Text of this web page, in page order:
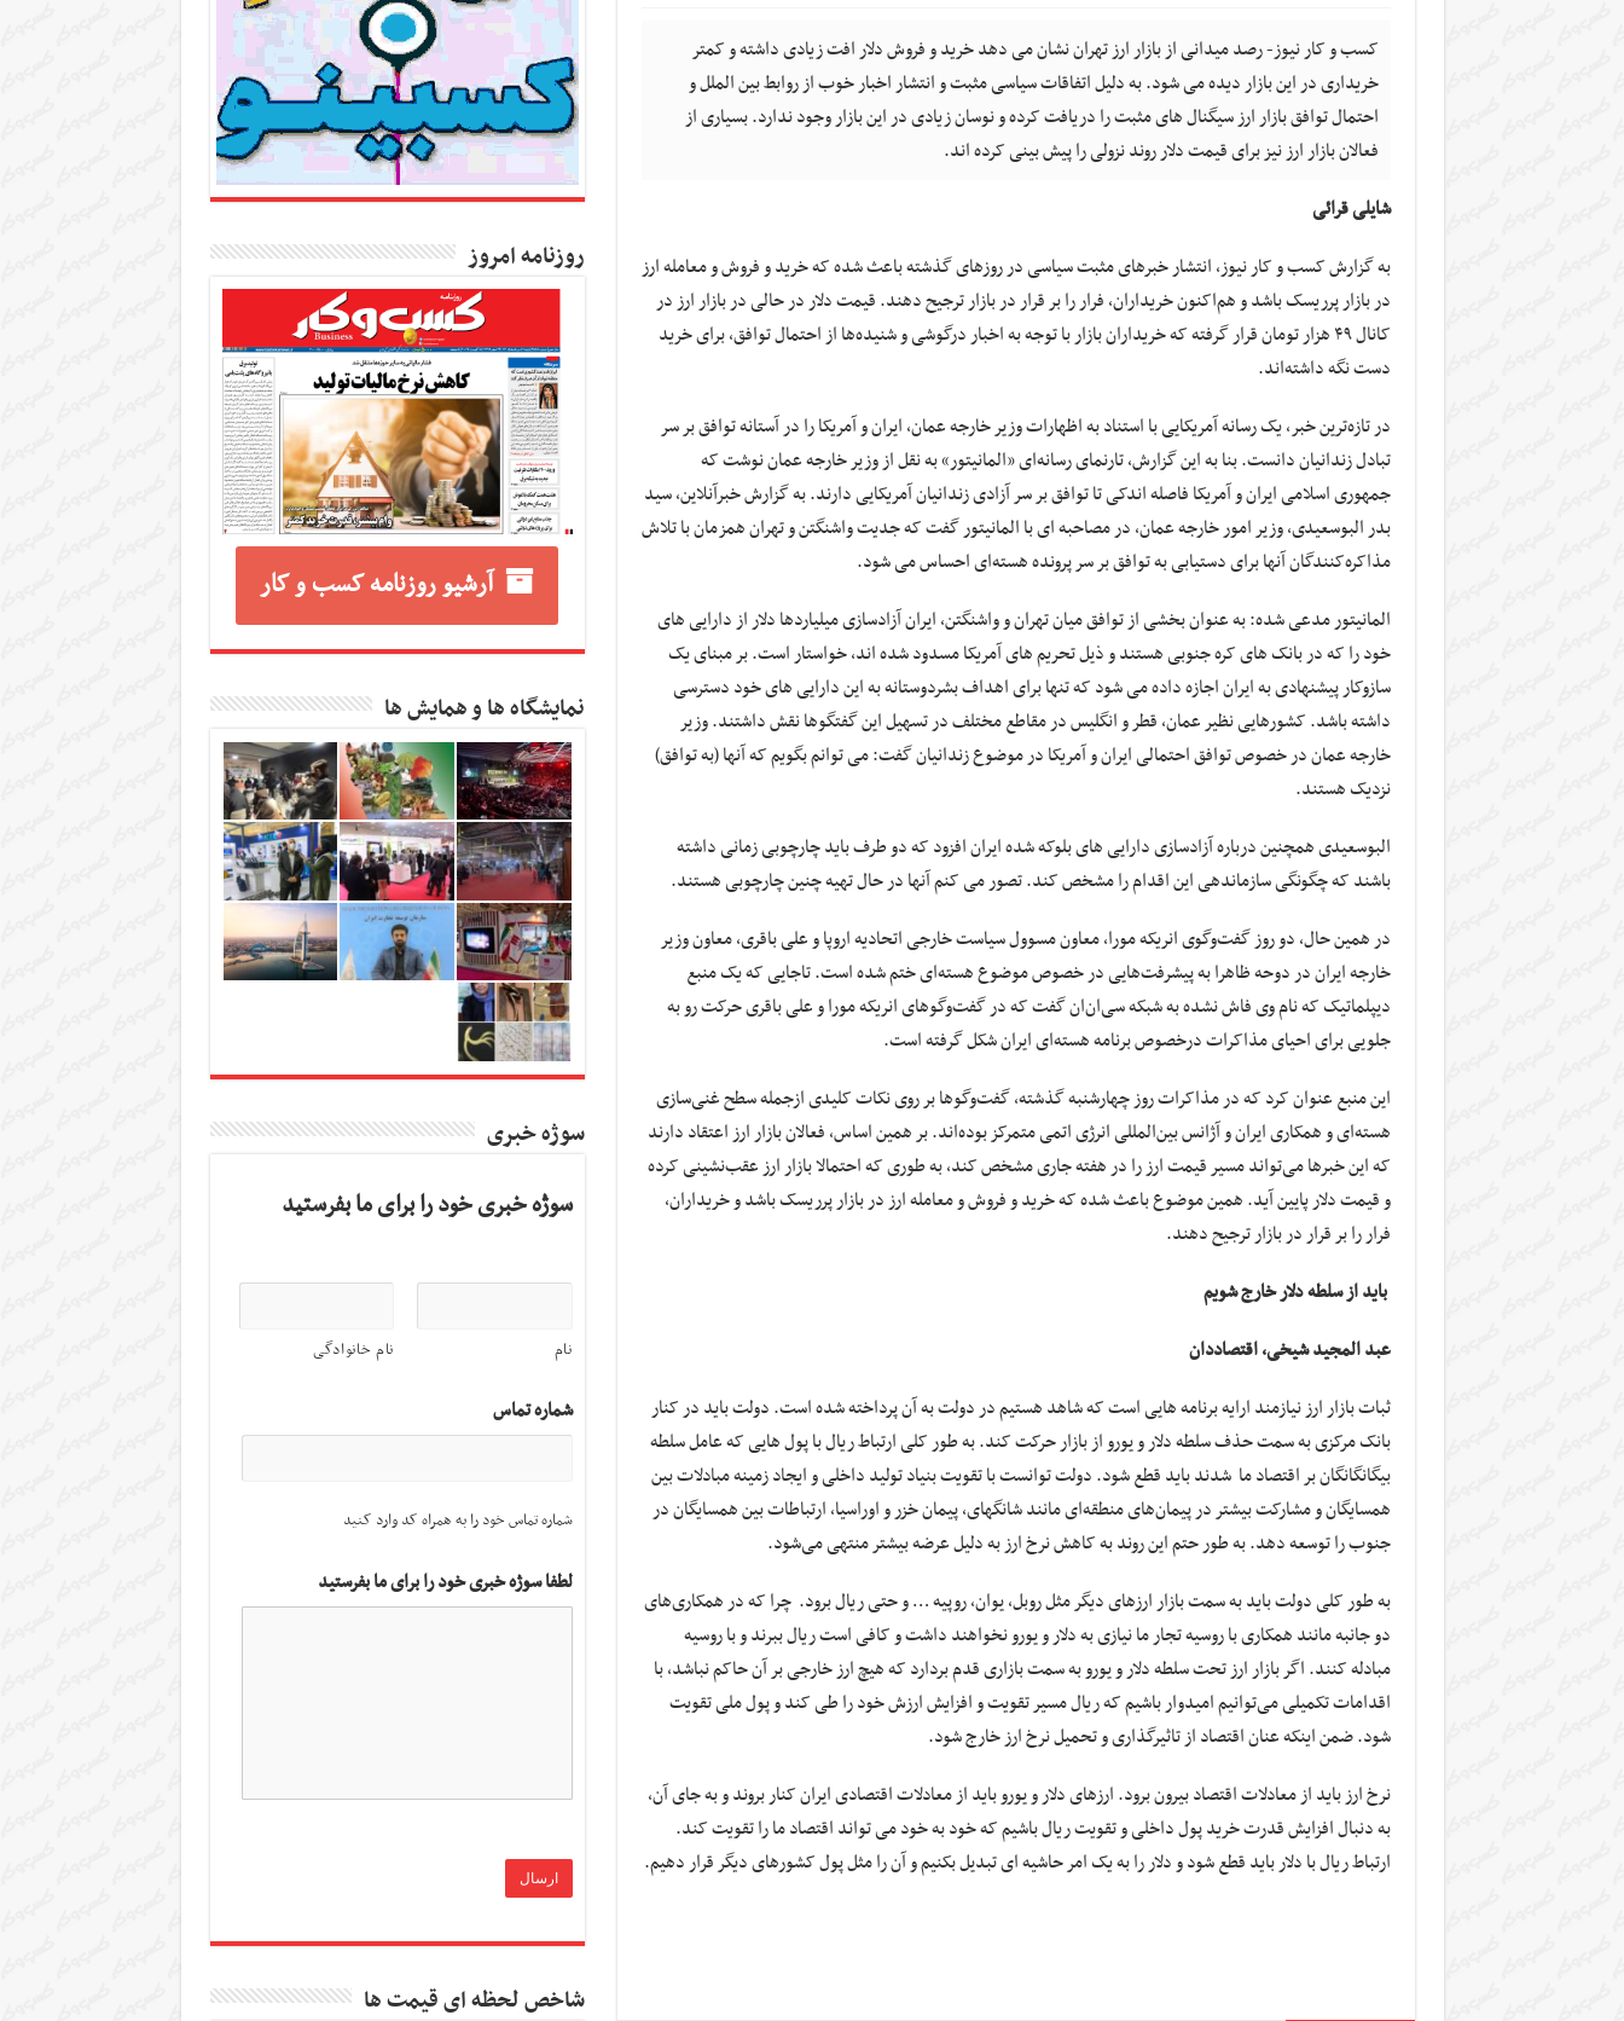
کسب و کار نیوز- رصد میدانی از بازار ارز تهران نشان می دهد خرید و فروش دلار افت زیادی داشته و کمتر
خریداری در این بازار دیده می شود. به دلیل اتفاقات سیاسی مثبت و انتشار اخبار خوب از روابط بین الملل و
احتمال توافق بازار ارز سیگنال های مثبت را دریافت کرده و نوسان زیادی در این بازار وجود ندارد. بسیاری از
فعالان بازار ارز نیز برای قیمت دلار روند نزولی را پیش بینی کرده اند.
شایلی قرائی
به گزارش کسب و کار نیوز، انتشار خبرهای مثبت سیاسی در روزهای گذشته باعث شده که خرید و فروش و معامله ارز
در بازار پرریسک باشد و هم‌اکنون خریداران، فرار را بر قرار در بازار ترجیح دهند. قیمت دلار در حالی در بازار ارز در
کانال ۴۹ هزار تومان قرار گرفته که خریداران بازار با توجه به اخبار درگوشی و شنیده‌ها از احتمال توافق، برای خرید
دست نگه داشته‌اند.
در تازه‌ترین خبر، یک رسانه آمریکایی با استناد به اظهارات وزیر خارجه عمان، ایران و آمریکا را در آستانه توافق بر سر
تبادل زندانیان دانست. بنا به این گزارش، تارنمای رسانه‌ای «المانیتور» به نقل از وزیر خارجه عمان نوشت که
جمهوری اسلامی ایران و آمریکا فاصله اندکی تا توافق بر سر آزادی زندانیان آمریکایی دارند. به گزارش‌ خبرآنلاین، سید
بدر البوسعیدی، وزیر امور خارجه عمان، در مصاحبه ای با المانیتور گفت که جدیت واشنگتن و تهران همزمان با تلاش
مذاکره‌کنندگان آنها برای دستیابی به توافق بر سر پرونده هسته‌ای احساس می شود.
المانیتور مدعی شده: به عنوان بخشی از توافق میان تهران و واشنگتن، ایران آزادسازی میلیاردها دلار از دارایی های
خود را که در بانک های کره جنوبی هستند و ذیل تحریم های آمریکا مسدود شده اند، خواستار است. بر مبنای یک
سازوکار پیشنهادی به ایران اجازه داده می شود که تنها برای اهداف بشردوستانه به این دارایی های خود دسترسی
داشته باشد. کشورهایی نظیر عمان، قطر و انگلیس در مقاطع مختلف در تسهیل این گفتگوها نقش داشتند. وزیر
خارجه عمان در خصوص توافق احتمالی ایران و آمریکا در موضوع زندانیان گفت: می توانم بگویم که آنها (به توافق)
نزدیک هستند.
البوسعیدی همچنین درباره آزادسازی دارایی های بلوکه شده ایران افزود که دو طرف باید چارچوبی زمانی داشته
باشند که چگونگی سازماندهی این اقدام را مشخص کند. تصور می کنم آنها در حال تهیه چنین چارچوبی هستند.
در همین حال، دو روز گفت‌وگوی انریکه مورا، معاون مسوول سیاست خارجی اتحادیه اروپا و علی باقری، معاون وزیر
خارجه ایران در دوحه ظاهرا به پیشرفت‌هایی در خصوص موضوع هسته‌ای ختم شده است. تاجایی که یک منبع
دیپلماتیک که نام وی فاش نشده به شبکه سی‌ان‌ان گفت که در گفت‌وگوهای انریکه مورا و علی باقری حرکت رو به
جلویی برای احیای مذاکرات درخصوص برنامه هسته‌ای ایران شکل گرفته است.
این منبع عنوان کرد که در مذاکرات روز چهارشنبه گذشته، گفت‌وگوها بر روی نکات کلیدی ازجمله سطح غنی‌سازی
هسته‌ای و همکاری ایران و آژانس بین‌المللی انرژی اتمی متمرکز بوده‌اند. بر همین اساس، فعالان بازار ارز اعتقاد دارند
که این خبرها می‌تواند مسیر قیمت ارز را در هفته جاری مشخص کند، به طوری که احتمالا بازار ارز عقب‌نشینی کرده
و قیمت دلار پایین آید. همین موضوع باعث شده که خرید و فروش و معامله ارز در بازار پرریسک باشد و خریداران،
فرار را بر قرار در بازار ترجیح دهند.
باید از سلطه دلار خارج شویم
عبد المجید شیخی، اقتصاددان
ثبات بازار ارز نیازمند ارایه برنامه هایی است که شاهد هستیم در دولت به آن پرداخته شده است. دولت باید در کنار
بانک مرکزی به سمت حذف سلطه دلار و یورو از بازار حرکت کند. به طور کلی ارتباط ریال با پول هایی که عامل سلطه
بیگانگانگان بر اقتصاد ما شدند باید قطع شود. دولت توانست با تقویت بنیاد تولید داخلی و ایجاد زمینه مبادلات بین
همسایگان و مشارکت بیشتر در پیمان‌های منطقه‌ای مانند شانگهای، پیمان خزر و اوراسیا، ارتباطات بین همسایگان در
جنوب را توسعه دهد. به طور حتم این روند به کاهش نرخ ارز به دلیل عرضه بیشتر منتهی می‌شود.
به طور کلی دولت باید به سمت بازار ارز‌های دیگر مثل روبل، یوان، روپیه … و حتی ریال برود. چرا که در همکاری‌های
دو جانبه مانند همکاری با روسیه تجار ما نیازی به دلار و یورو نخواهند داشت و کافی است ریال ببرند و با روسیه
مبادله کنند. اگر بازار ارز تحت سلطه دلار و یورو به سمت بازاری قدم بردارد که هیچ ارز خارجی بر آن حاکم نباشد، با
اقدامات تکمیلی می‌توانیم امیدوار باشیم که ریال مسیر تقویت و افزایش ارزش خود را طی کند و پول ملی تقویت
شود. ضمن اینکه عنان اقتصاد از تاثیرگذاری و تحمیل نرخ ارز خارج شود.
نرخ ارز باید از معادلات اقتصاد بیرون برود. ارزهای دلار و یورو باید از معادلات اقتصادی ایران کنار بروند و به جای آن،
به دنبال افزایش قدرت خرید پول داخلی و تقویت ریال باشیم که خود به خود می تواند اقتصاد ما را تقویت کند.
ارتباط ریال با دلار باید قطع شود و دلار را به یک امر حاشیه ای تبدیل بکنیم و آن را مثل پول کشورهای دیگر قرار دهیم.
روزنامه امروز
آرشیو روزنامه کسب و کار
نمایشگاه ها و همایش ها
سوژه خبری
سوژه خبری خود را برای ما بفرستید
نام نام خانوادگی
شماره تماس
شماره تماس خود را به همراه کد وارد کنید
لطفا سوژه خبری خود را برای ما بفرستید
شاخص لحظه ای قیمت ها